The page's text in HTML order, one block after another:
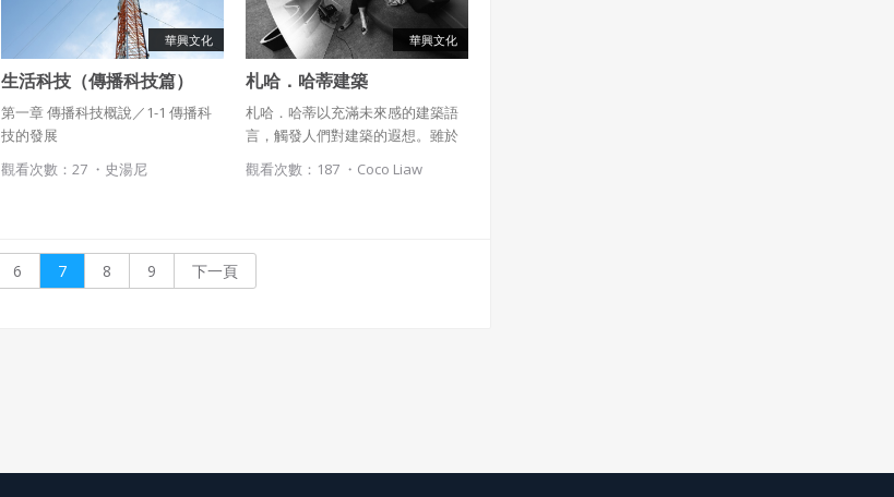
使用，如標準色、字體、頁面布局
等一系列品牌識別設計，以保持品
牌形象的視覺連續性與穩定性。 很
多公司有一套完整的企業識別系統
來規劃和設計所有的商品及相關領
域。如麥當勞，為人所熟知的
「M」標誌與紅黃相間的搭配被廣
泛地使用在其產品和廣告中。很多
image）則是一家企業在大眾和員
華興文化
生活科技（傳播科技篇）
Ch01-1 傳播科技的發展
第一章 傳播科技概說／1-1 傳播科
技的發展
觀看次數：27 ・ 史湯尼
華興文化
札哈．哈蒂建築
札哈．哈蒂以充滿未來感的建築語
言，觸發人們對建築的遐想。雖於
去年驟逝，但她留下的作品，仍在
世界各地繼續舞動。
觀看次數：187 ・ Coco Liaw
6 7 8 9 下一頁